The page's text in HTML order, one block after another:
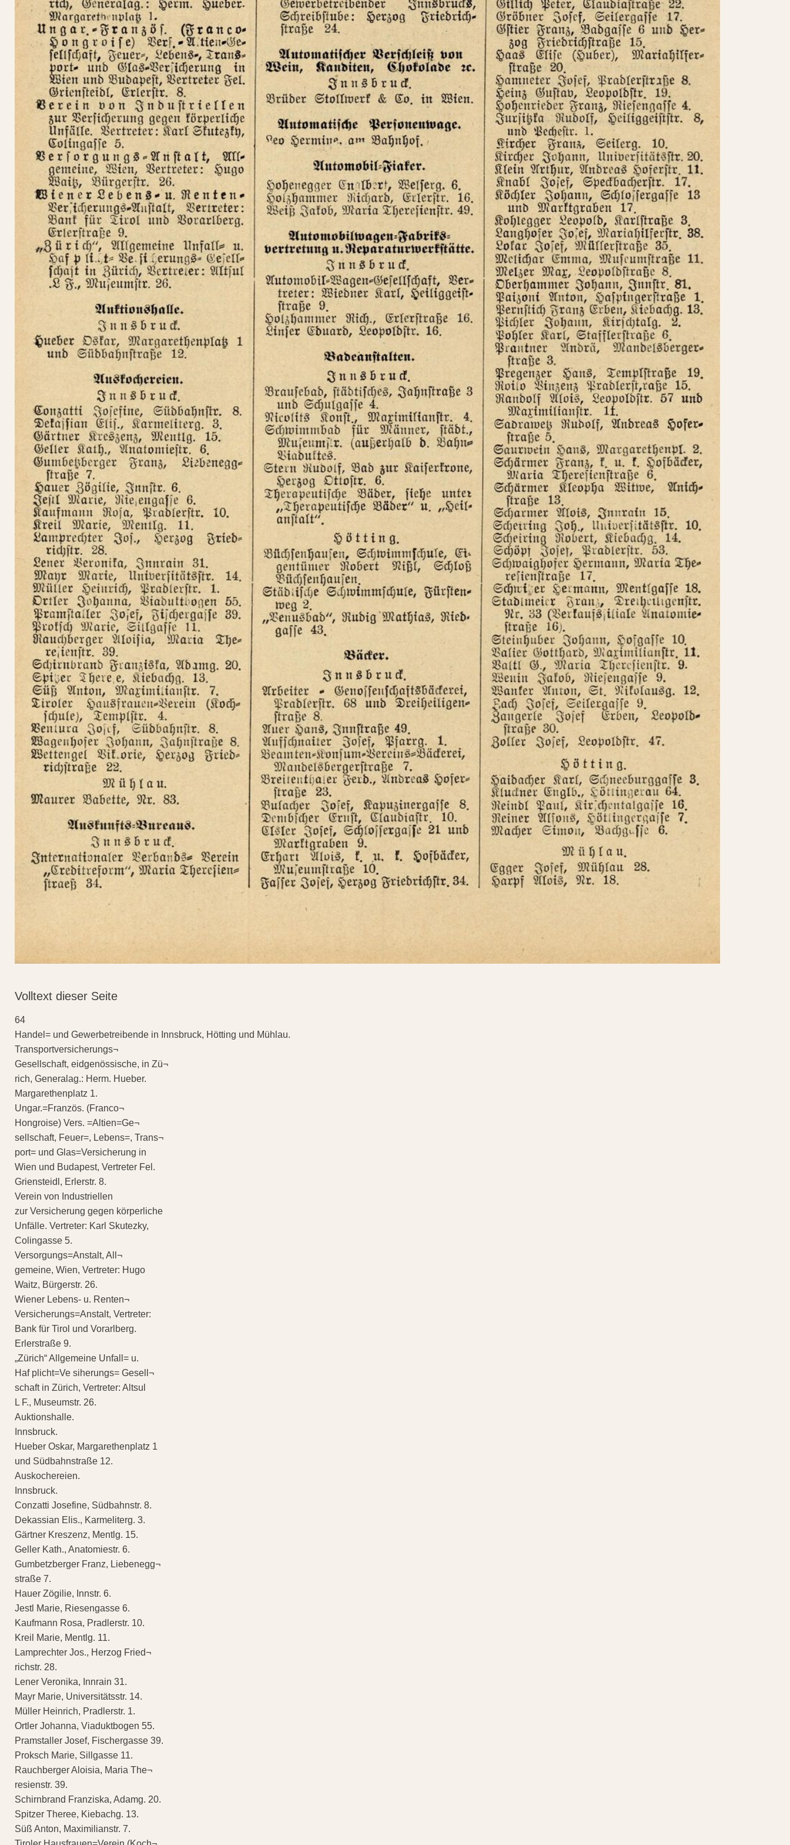
Volltext dieser Seite
64
Handel= und Gewerbetreibende in Innsbruck, Hötting und Mühlau.
Transportversicherungs¬
Gesellschaft, eidgenössische, in Zü¬
rich, Generalag.: Herm. Hueber.
Margarethenplatz 1.
Ungar.=Französ. (Franco¬
Hongroise) Vers. =Altien=Ge¬
sellschaft, Feuer=, Lebens=, Trans¬
port= und Glas=Versicherung in
Wien und Budapest, Vertreter Fel.
Griensteidl, Erlerstr. 8.
Verein von Industriellen
zur Versicherung gegen körperliche
Unfälle. Vertreter: Karl Skutezky,
Colingasse 5.
Versorgungs=Anstalt, All¬
gemeine, Wien, Vertreter: Hugo
Waitz, Bürgerstr. 26.
Wiener Lebens- u. Renten¬
Versicherungs=Anstalt, Vertreter:
Bank für Tirol und Vorarlberg.
Erlerstraße 9.
„Zürich“ Allgemeine Unfall= u.
Haf plicht=Ve siherungs= Gesell¬
schaft in Zürich, Vertreter: Altsul
L F., Museumstr. 26.
Auktionshalle.
Innsbruck.
Hueber Oskar, Margarethenplatz 1
und Südbahnstraße 12.
Auskochereien.
Innsbruck.
Conzatti Josefine, Südbahnstr. 8.
Dekassian Elis., Karmeliterg. 3.
Gärtner Kreszenz, Mentlg. 15.
Geller Kath., Anatomiestr. 6.
Gumbetzberger Franz, Liebenegg¬
straße 7.
Hauer Zögilie, Innstr. 6.
Jestl Marie, Riesengasse 6.
Kaufmann Rosa, Pradlerstr. 10.
Kreil Marie, Mentlg. 11.
Lamprechter Jos., Herzog Fried¬
richstr. 28.
Lener Veronika, Innrain 31.
Mayr Marie, Universitätsstr. 14.
Müller Heinrich, Pradlerstr. 1.
Ortler Johanna, Viaduktbogen 55.
Pramstaller Josef, Fischergasse 39.
Proksch Marie, Sillgasse 11.
Rauchberger Aloisia, Maria The¬
resienstr. 39.
Schirnbrand Franziska, Adamg. 20.
Spitzer Theree, Kiebachg. 13.
Süß Anton, Maximilianstr. 7.